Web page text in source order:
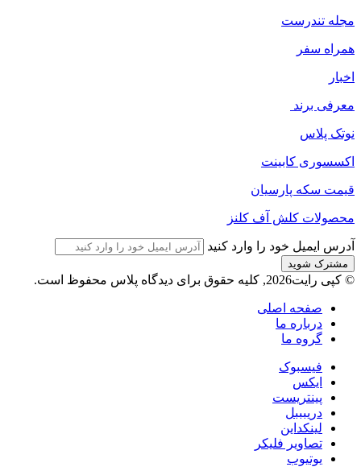
مجله‌ تندرست
همراه سفر
اخبار
معرفی برند
نوتک پلاس
اکسسوری کابینت
قیمت سکه پارسیان
محصولات کلش آف کلنز
آدرس ایمیل خود را وارد کنید
© کپی رایت2026, کلیه حقوق برای دیدگاه پلاس محفوظ است.
صفحه اصلی
درباره ما
گروه ما
فیسبوک
ایکس
پینتریست
دریبببل
لینکداین
تصاویر فلیکر
یوتیوب